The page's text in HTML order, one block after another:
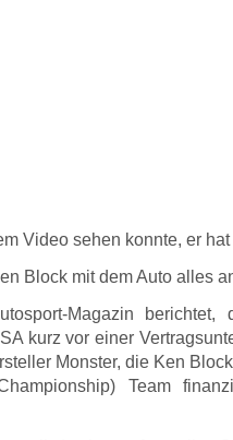
Video sehen konnte, er
Block mit dem Auto alles
Magazin
kurz vor einer
Monster, die Ken
Team